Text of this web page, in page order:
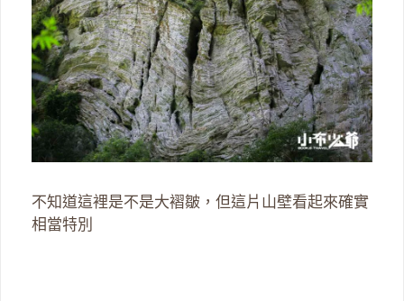
不知道這裡是不是大褶皺，但這片山壁看起來確實
相當特別